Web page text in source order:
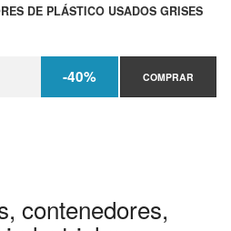
DE PLÁSTICO USADOS GRISES
-40% COMPRAR
contenedores,